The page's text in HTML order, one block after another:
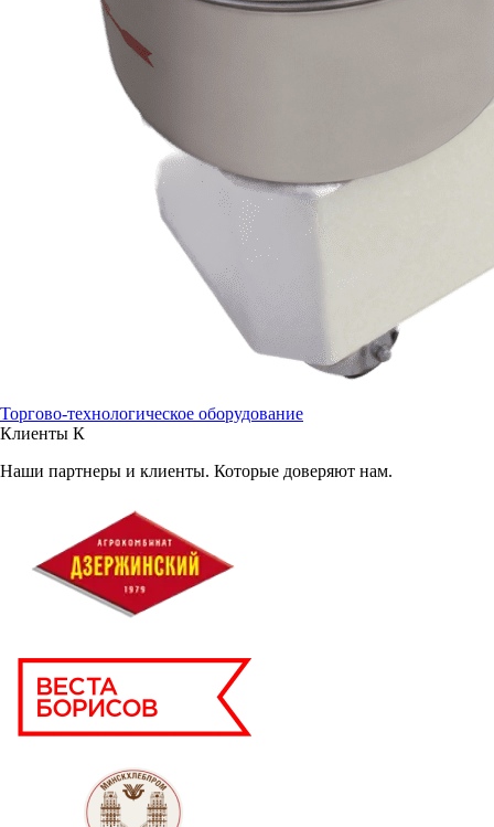
Торгово-технологическое оборудование
Клиенты К
Наши партнеры и клиенты. Которые доверяют нам.